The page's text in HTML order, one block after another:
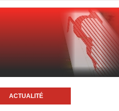
ACTUALITÉ